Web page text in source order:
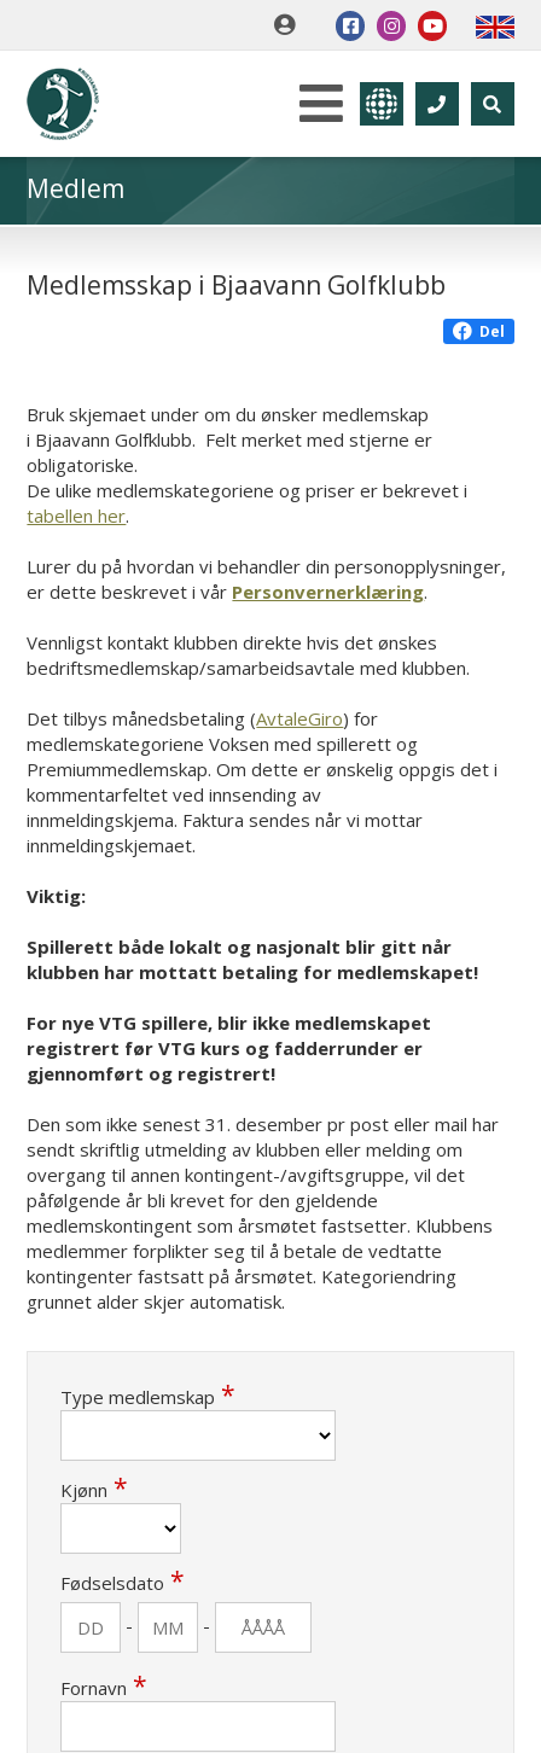
Medlem
Medlemsskap i Bjaavann Golfklubb
Del
Bruk skjemaet under om du ønsker medlemskap
i Bjaavann Golfklubb. Felt merket med stjerne er
obligatoriske.
De ulike medlemskategoriene og priser er bekrevet i
tabellen her.
Lurer du på hvordan vi behandler din personopplysninger,
er dette beskrevet i vår Personvernerklæring.
Vennligst kontakt klubben direkte hvis det ønskes
bedriftsmedlemskap/samarbeidsavtale med klubben.
Det tilbys månedsbetaling (AvtaleGiro) for
medlemskategoriene Voksen med spillerett og
Premiummedlemskap. Om dette er ønskelig oppgis det i
kommentarfeltet ved innsending av
innmeldingskjema. Faktura sendes når vi mottar
innmeldingskjemaet.
Viktig:
Spillerett både lokalt og nasjonalt blir gitt når
klubben har mottatt betaling for medlemskapet!
For nye VTG spillere, blir ikke medlemskapet
registrert før VTG kurs og fadderrunder er
gjennomført og registrert!
Den som ikke senest 31. desember pr post eller mail har
sendt skriftlig utmelding av klubben eller melding om
overgang til annen kontingent-/avgiftsgruppe, vil det
påfølgende år bli krevet for den gjeldende
medlemskontingent som årsmøtet fastsetter. Klubbens
medlemmer forplikter seg til å betale de vedtatte
kontingenter fastsatt på årsmøtet. Kategoriendring
grunnet alder skjer automatisk.
Type medlemskap
Kjønn
Fødselsdato
-
-
Fornavn